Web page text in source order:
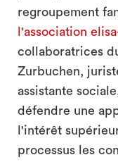
regroupement
l'association
collaboratrices
Zurbuchen,
assistante
défendre une
l'intérêt
processus les